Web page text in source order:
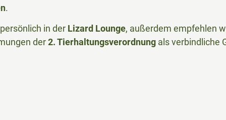
.
in der Lizard Lounge, außerdem empfehlen
der2. Tierhaltungsverordnungals verbindliche